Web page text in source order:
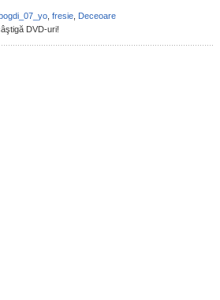
fresie Deceoare
DVD-uri!